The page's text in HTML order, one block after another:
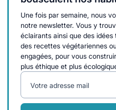
Une fois par semaine, nous
notre newsletter. Vous y
éclairants ainsi que des
des recettes végétariennes
engagées, pour vous
plus éthique et plus
Votre adresse mail